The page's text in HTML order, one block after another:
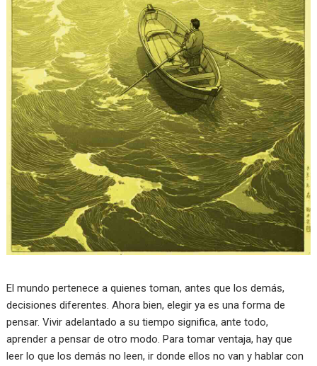
El mundo pertenece a quienes toman, antes que los demás,
decisiones diferentes. Ahora bien, elegir ya es una forma de
pensar. Vivir adelantado a su tiempo significa, ante todo,
aprender a pensar de otro modo. Para tomar ventaja, hay que
leer lo que los demás no leen, ir donde ellos no van y hablar con